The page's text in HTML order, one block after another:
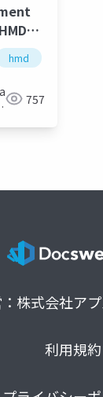
hmd
757
株式会社ア
利用規約